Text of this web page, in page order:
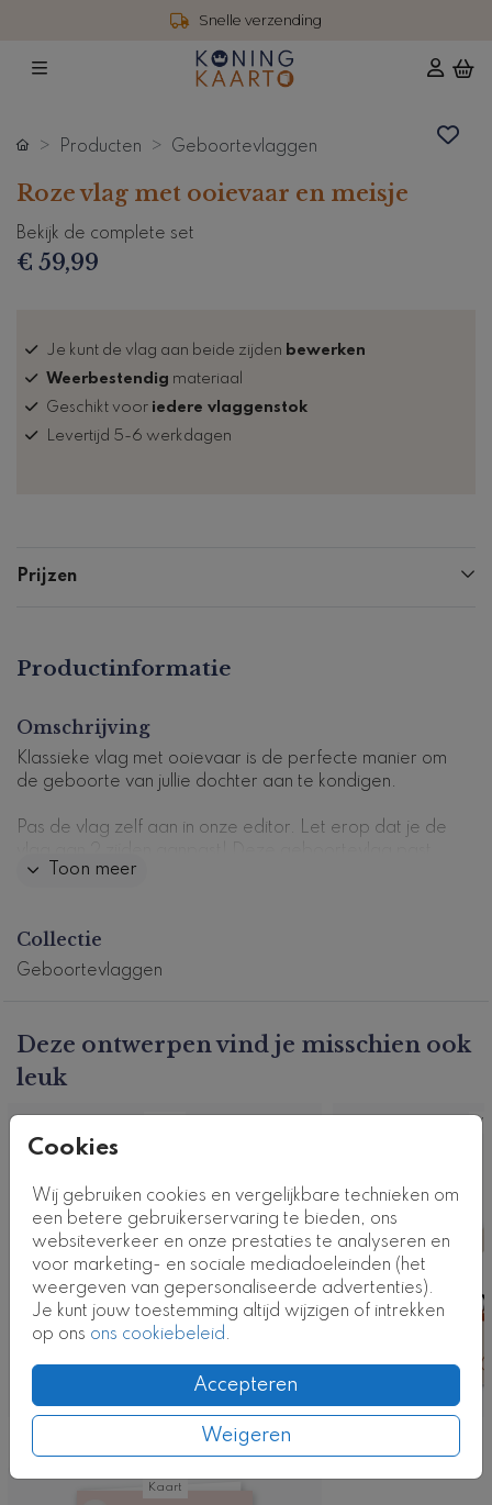
Snelle verzending
Cookies
Wij gebruiken cookies en vergelijkbare technieken om
een betere gebruikerservaring te bieden, ons
websiteverkeer en onze prestaties te analyseren en
voor marketing- en sociale mediadoeleinden (het
weergeven van gepersonaliseerde advertenties).
Je kunt jouw toestemming altijd wijzigen of intrekken
op ons ons cookiebeleid.
Accepteren
Weigeren
Producten Geboortevlaggen
Roze vlag met ooievaar en meisje
Bekijk de complete set
€ 59,99
Je kunt de vlag aan beide zijden bewerken
Weerbestendig materiaal
Geschikt voor iedere vlaggenstok
Levertijd 5-6 werkdagen
Prijzen
Productinformatie
Omschrijving
Klassieke vlag met ooievaar is de perfecte manier om
de geboorte van jullie dochter aan te kondigen.
Pas de vlag zelf aan in onze editor. Let erop dat je de
bij ditgeboortekaartje
Dit product maakt deel uit van
Toon meer
Collectie
Geboortevlaggen
Deze ontwerpen vind je misschien ook
leuk
Nog meer in deze stijl
Kaart